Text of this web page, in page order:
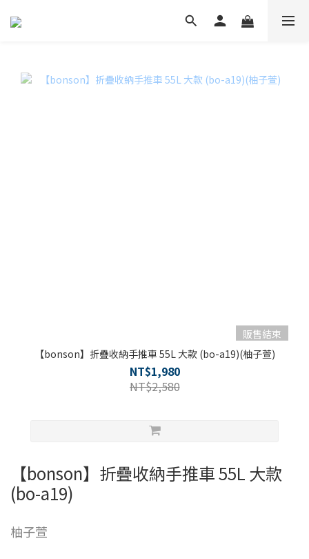
販售結束
【bonson】折疊收納手推車 55L 大款 (bo-a19)(柚子萱)
NT$1,980
NT$2,580
【bonson】折疊收納手推車 55L 大款
(bo-a19)
柚子萱